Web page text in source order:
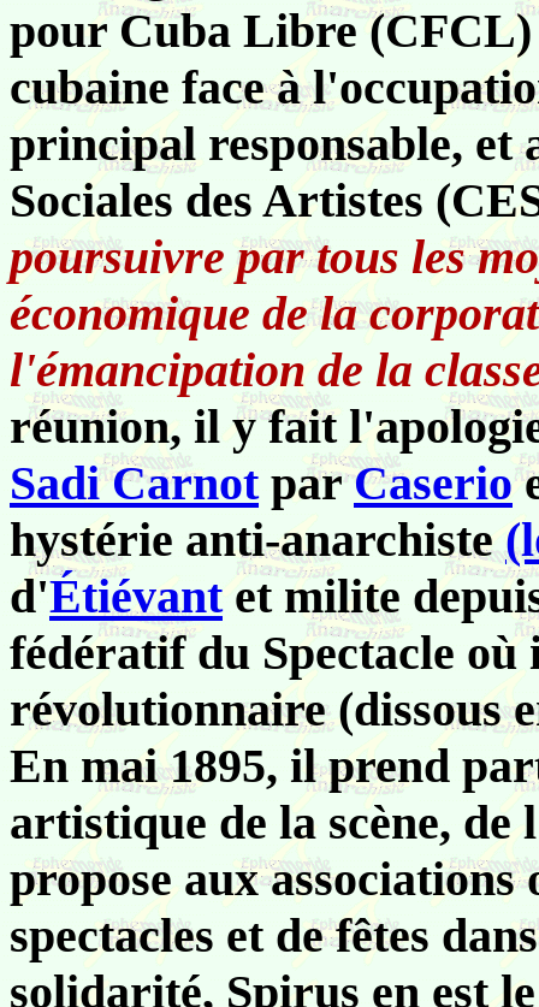
pour Cuba Libre (CFCL)
cubaine face à
principal responsable, et
Sociales des Artistes
poursuivre par tous les
économique de la
l'émancipation de la
réunion, il y fait
Sadi CarnotparCaserio
hystérie anti-anarchiste
d'Étiévantet milite
fédératif du Spectacle où
révolutionnaire (dissous
En mai 1895, il prend
artistique de la scène,
propose aux
spectacles et de fêtes
solidarité, Spirus en est